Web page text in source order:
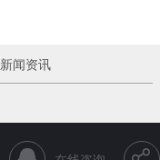
新闻资讯